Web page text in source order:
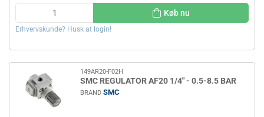
Køb nu
Erhvervskunde? Husk at login!
149AR20-F02H
SMC REGULATOR AF20 1/4" - 0.5-8.5 BAR
BRAND SMC